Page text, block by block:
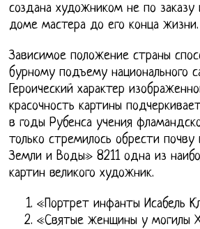
создана художником не по заказу
доме мастера до его конца жизни.
Зависимое положение страны
бурному подъему национального
Героический характер
красочность картины
в годы Рубенса учения
только стремилось обрести
Земли и Воды» 8211 одна из
картин великого художник.
«Портрет инфанты Исабель
«Святые женщины у могилы